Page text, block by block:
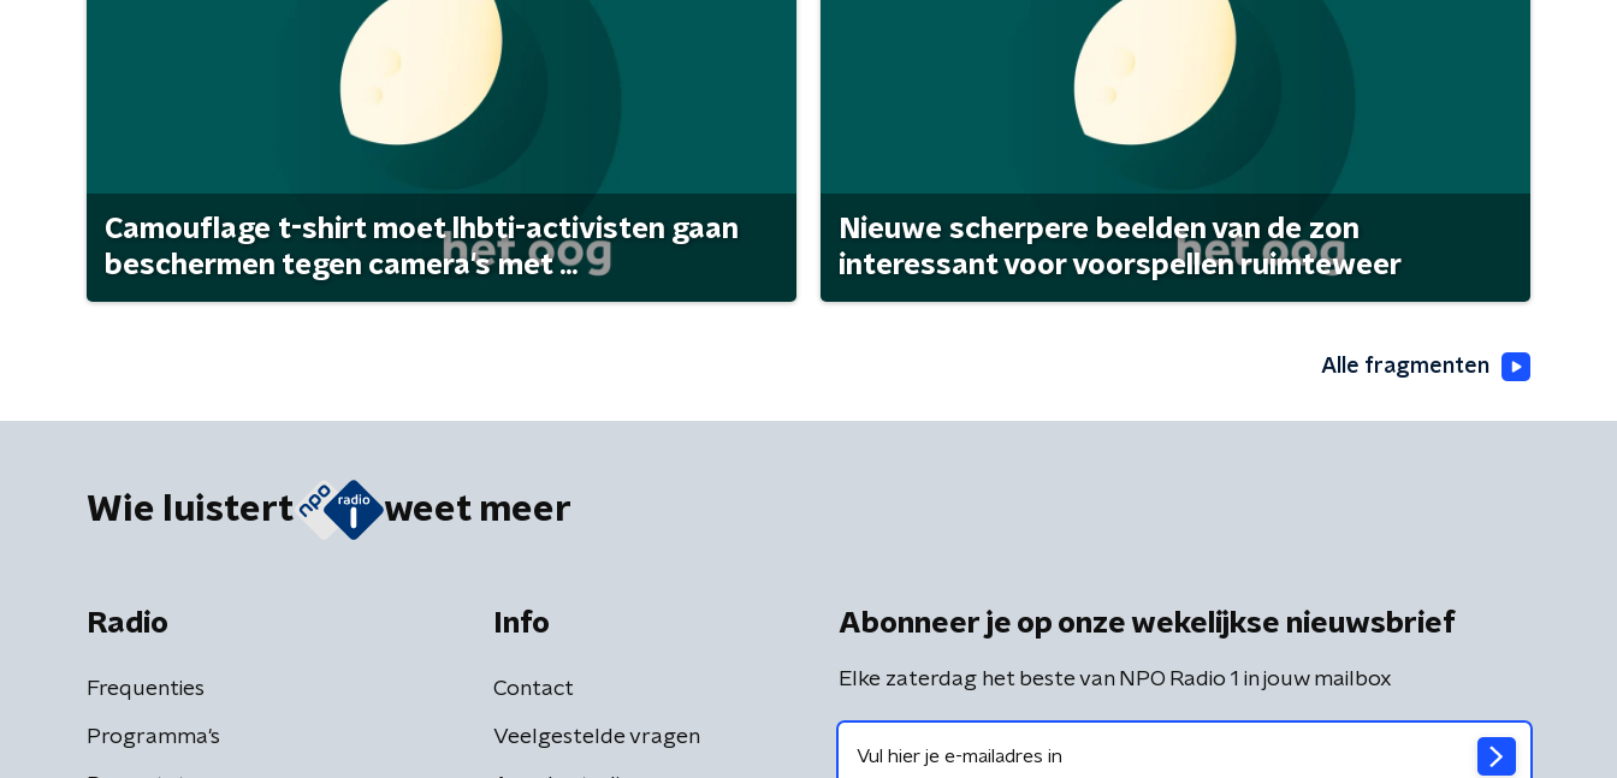
Camouflage t-shirt moet lhbti-activisten gaan
beschermen tegen camera's met ...
Nieuwe scherpere beelden van de zon
interessant voor voorspellen ruimteweer
Alle fragmenten
Wie luistert weet meer
Radio
Frequenties
Programma's
Info
Contact
Veelgestelde vragen
Abonneer je op onze wekelijkse nieuwsbrief
Elke zaterdag het beste van NPO Radio 1 in jouw mailbox